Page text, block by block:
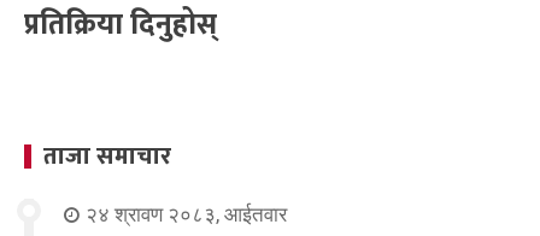
प्रतिक्रिया दिनुहोस्
ताजा समाचार
२४ श्रावण २०८३, आईतवार